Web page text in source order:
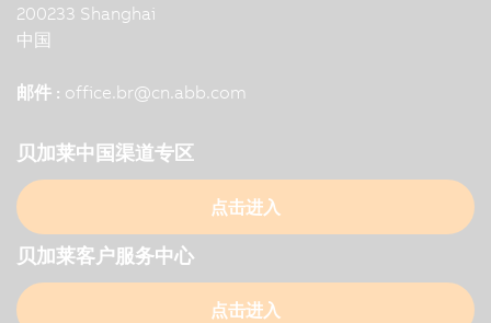
200233 Shanghai
中国
邮件 : office.br@cn.abb.com
贝加莱中国渠道专区
点击进入
贝加莱客户服务中心
点击进入